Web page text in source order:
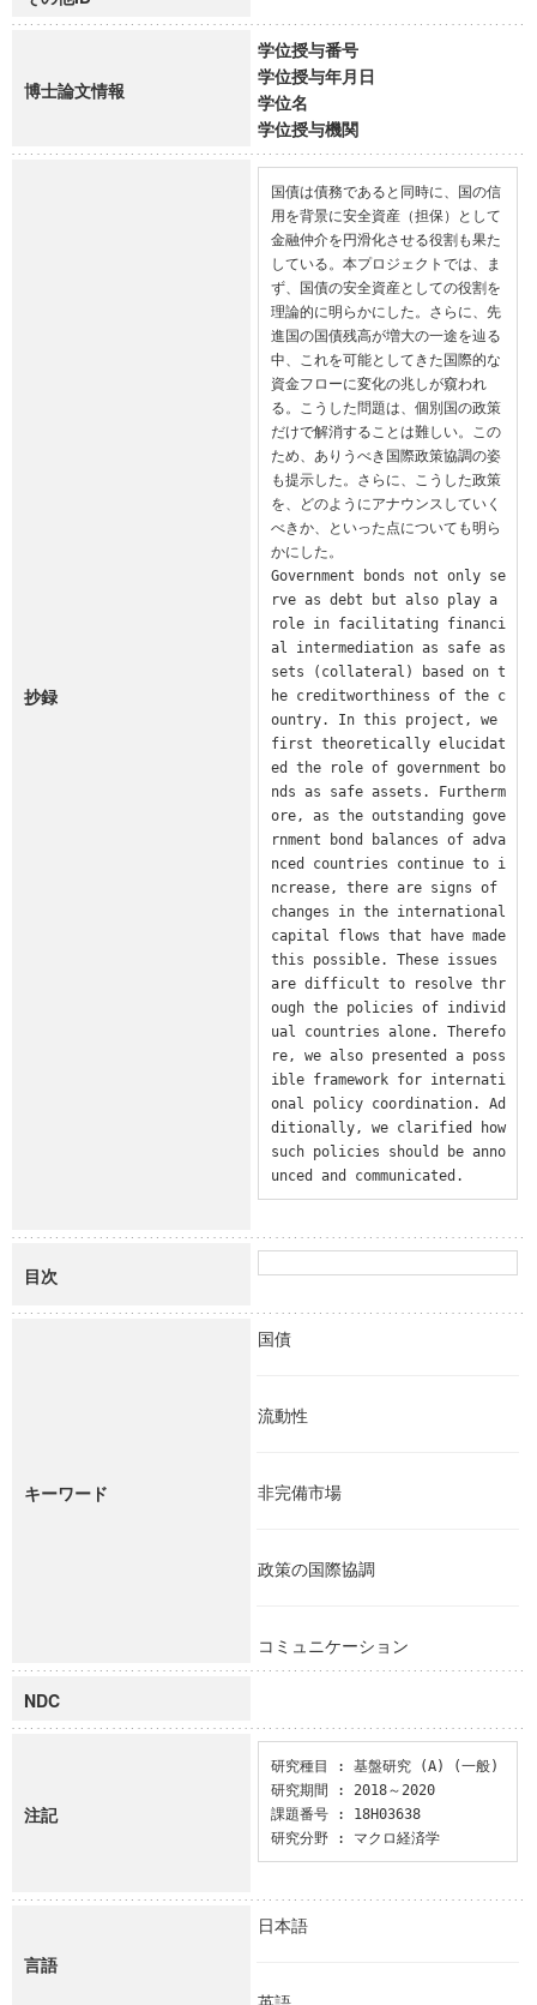
博士論文情報
学位授与番号
学位授与年月日
学位名
学位授与機関
抄録
国債は債務であると同時に、国の信
用を背景に安全資産（担保）として
金融仲介を円滑化させる役割も果た
している。本プロジェクトでは、ま
ず、国債の安全資産としての役割を
理論的に明らかにした。さらに、先
進国の国債残高が増大の一途を辿る
中、これを可能としてきた国際的な
資金フローに変化の兆しが窺われ
る。こうした問題は、個別国の政策
だけで解消することは難しい。この
ため、ありうべき国際政策協調の姿
も提示した。さらに、こうした政策
を、どのようにアナウンスしていく
べきか、といった点についても明ら
かにした。
Government bonds not only se
rve as debt but also play a
role in facilitating financi
al intermediation as safe as
sets (collateral) based on t
he creditworthiness of the c
ountry. In this project, we
first theoretically elucidat
ed the role of government bo
nds as safe assets. Furtherm
ore, as the outstanding gove
rnment bond balances of adva
nced countries continue to i
ncrease, there are signs of
changes in the international
capital flows that have made
this possible. These issues
are difficult to resolve thr
ough the policies of individ
ual countries alone. Therefo
re, we also presented a poss
ible framework for internati
onal policy coordination. Ad
ditionally, we clarified how
such policies should be anno
unced and communicated.
目次
キーワード
国債
流動性
非完備市場
政策の国際協調
コミュニケーション
NDC
注記
研究種目 : 基盤研究 (A) (一般)
研究期間 : 2018～2020
課題番号 : 18H03638
研究分野 : マクロ経済学
言語
日本語